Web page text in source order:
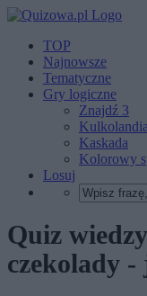
TOP
Najnowsze
Tematyczne
Gry logiczne
Znajdź 3
Kulkolandia
Kaskada
Kolorowy
Losuj
Quiz
czekolady -